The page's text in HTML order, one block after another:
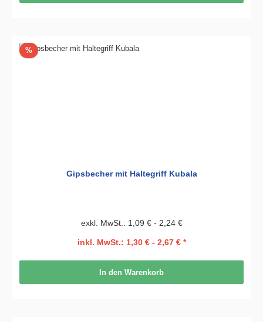
%Rabatt
Gipsbecher mit Haltegriff Kubala
exkl. MwSt.: 1,09 € - 2,24 €
inkl. MwSt.: 1,30 € - 2,67 € *
In den Warenkorb